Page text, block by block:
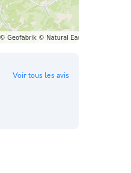
Voir tous les avis